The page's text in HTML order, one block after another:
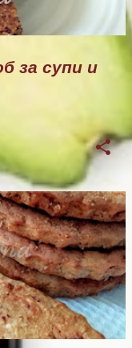
за супи и